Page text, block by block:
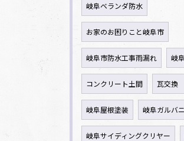
岐阜ベランダ防水
お家のお困りこと岐阜市
岐阜市防水工事雨漏れ 岐
コンクリート土間 瓦交換
岐阜屋根塗装 岐阜ガルバ
岐阜サイディングクリヤー